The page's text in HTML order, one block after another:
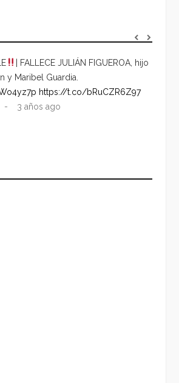
| FALLECE JULIÁN FIGUEROA, hijo
y Maribel Guardia.
https://t.co/bRuCZR6Z97
3 años ago